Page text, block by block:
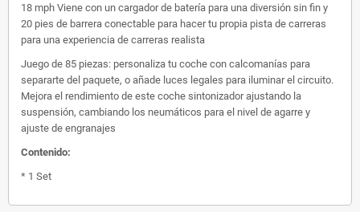
18 mph Viene con un cargador de batería para una diversión sin fin y
20 pies de barrera conectable para hacer tu propia pista de carreras
para una experiencia de carreras realista
Juego de 85 piezas: personaliza tu coche con calcomanías para
separarte del paquete, o añade luces legales para iluminar el circuito.
Mejora el rendimiento de este coche sintonizador ajustando la
suspensión, cambiando los neumáticos para el nivel de agarre y
ajuste de engranajes
Contenido:
* 1 Set